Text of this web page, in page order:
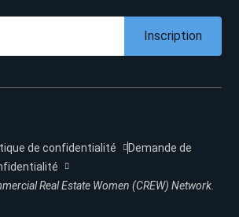
Inscription
Real Estate Women (CREW) Network.
de confidentialité
Demande de